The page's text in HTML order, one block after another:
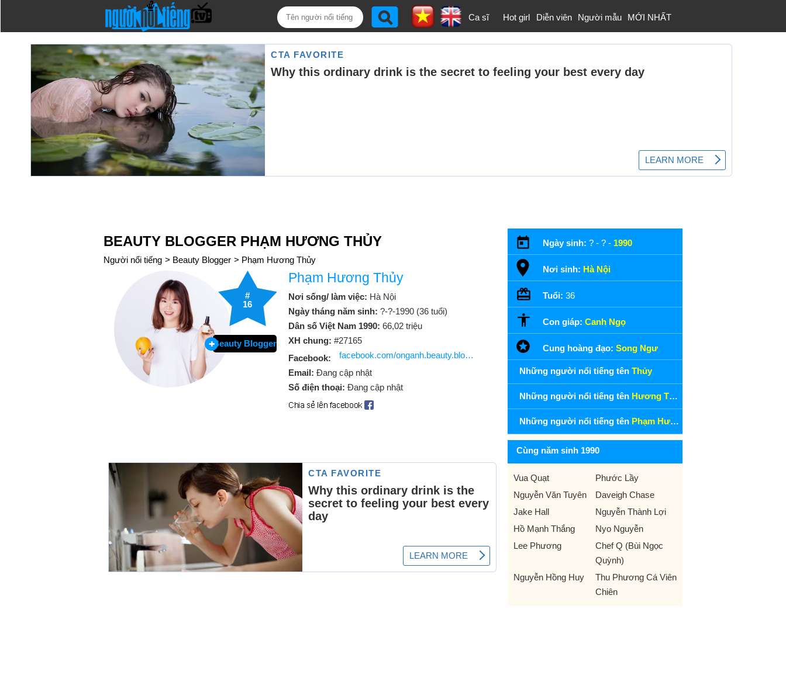
Ca sĩ Hot girl Diễn viên Người mẫu MỚI NHẤT
BEAUTY BLOGGER PHẠM HƯƠNG THỦY
Người nổi tiếng > Beauty Blogger > Phạm Hương Thủy
#
16
Beauty Blogger
Phạm Hương Thủy
Nơi sống/ làm việc: Hà Nội
Ngày tháng năm sinh: ?-?-1990 (36 tuổi)
Dân số Việt Nam 1990: 66,02 triệu
XH chung: #27165
Facebook:
facebook.com/onganh.beauty.blog/?_rdc=1&_rdr
Email: Đang cập nhật
Số điện thoại: Đang cập nhật
Ngày sinh: ? - ? - 1990
Nơi sinh: Hà Nội
Tuổi: 36
Con giáp: Canh Ngọ
Cung hoàng đạo: Song Ngư
Những người nổi tiếng tên Thủy
Những người nổi tiếng tên Hương Thủy
Những người nổi tiếng tên Phạm Hương Thủy
Cùng năm sinh 1990
Vua Quạt
Phước Lầy
Nguyễn Văn Tuyên
Daveigh Chase
Jake Hall
Nguyễn Thành Lợi
Hồ Mạnh Thắng
Nyo Nguyễn
Lee Phương
Chef Q (Bùi Ngọc
Quỳnh)
Nguyễn Hồng Huy
Thu Phương Cá Viên
Chiên